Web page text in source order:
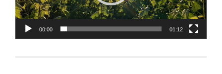
00:00 01:12